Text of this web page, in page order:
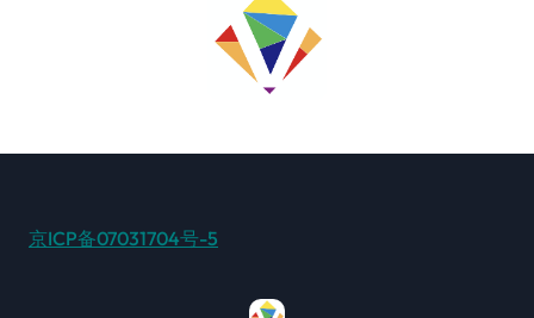
京ICP备07031704号-5